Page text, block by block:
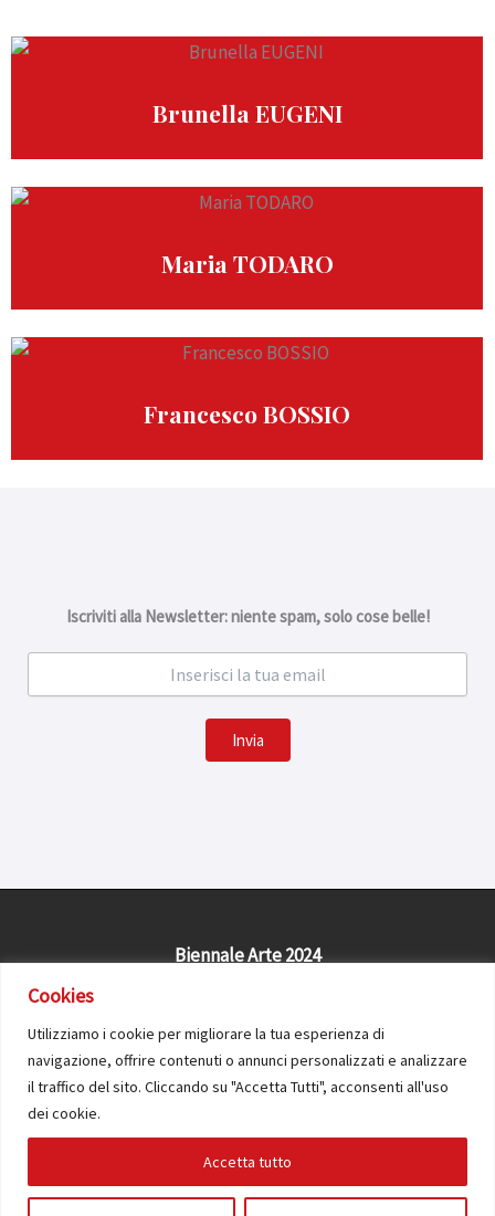
Cookies
Utilizziamo i cookie per migliorare la tua esperienza di
navigazione, offrire contenuti o annunci personalizzati e analizzare
il traffico del sito. Cliccando su "Accetta Tutti", acconsenti all'uso
dei cookie.
Accetta tutto
Brunella EUGENI
Maria TODARO
Francesco BOSSIO
Iscriviti alla Newsletter: niente spam, solo cose belle!
Invia
Biennale Arte 2024
Cookies
© Biennale di Filosofia 2026 - Tutti i contenuti del
sito sono coperti da copyright